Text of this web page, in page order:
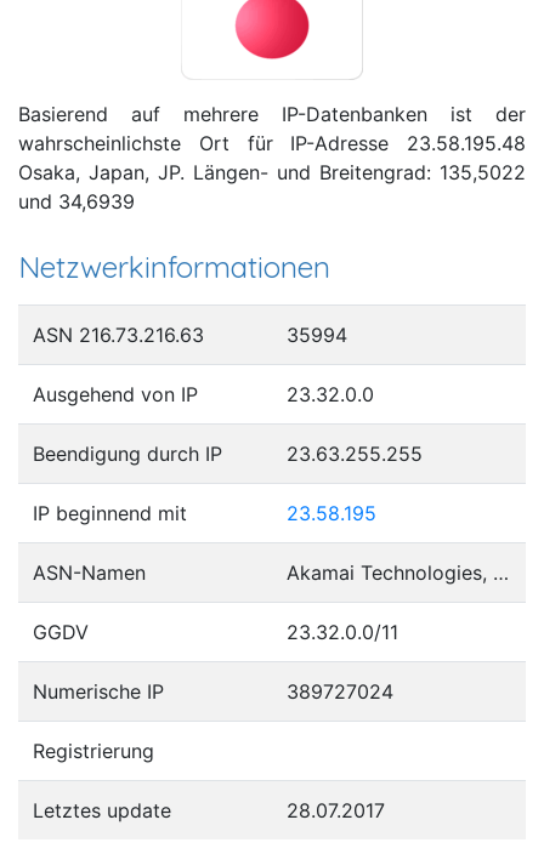
Basierend auf mehrere IP-Datenbanken ist der
wahrscheinlichste Ort für IP-Adresse 23.58.195.48
Osaka, Japan, JP. Längen- und Breitengrad: 135,5022
und 34,6939
Netzwerkinformationen
ASN 216.73.216.63 35994
Ausgehend von IP 23.32.0.0
Beendigung durch IP 23.63.255.255
IP beginnend mit 23.58.195
ASN-Namen Akamai Technologies, Inc.
GGDV 23.32.0.0/11
Numerische IP 389727024
Registrierung
Letztes update 28.07.2017